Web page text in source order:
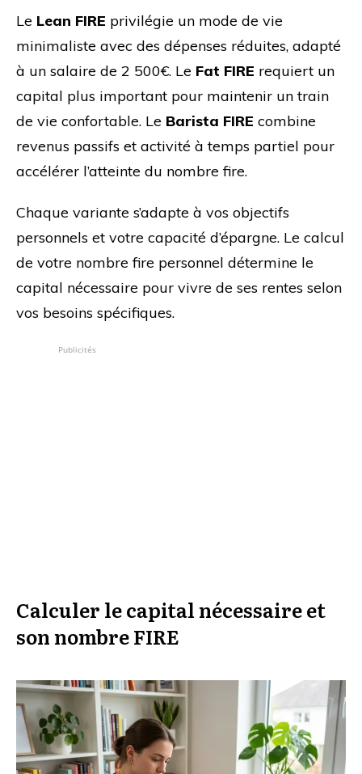
Le Lean FIRE privilégie un mode de vie
minimaliste avec des dépenses réduites, adapté
à un salaire de 2 500€. Le Fat FIRE requiert un
capital plus important pour maintenir un train
de vie confortable. Le Barista FIRE combine
revenus passifs et activité à temps partiel pour
accélérer l’atteinte du nombre fire.
Chaque variante s’adapte à vos objectifs
personnels et votre capacité d’épargne. Le calcul
de votre nombre fire personnel détermine le
capital nécessaire pour vivre de ses rentes selon
vos besoins spécifiques.
Publicités
Calculer le capital nécessaire et
son nombre FIRE